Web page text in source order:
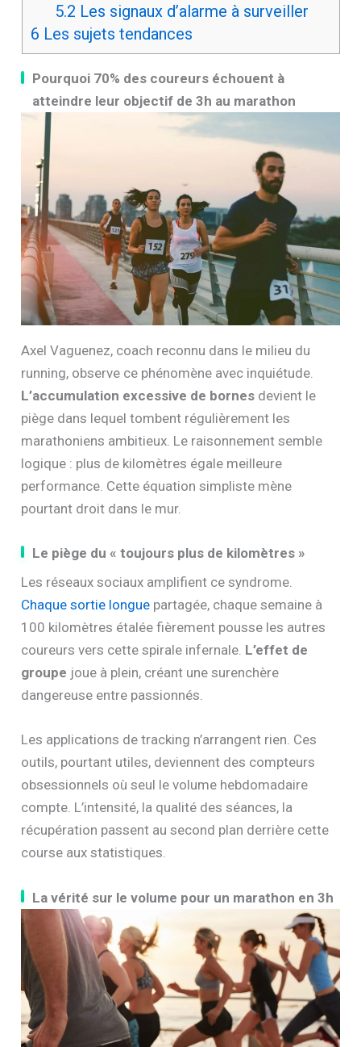
5.2 Les signaux d’alarme à surveiller
6 Les sujets tendances
Pourquoi 70% des coureurs échouent à
atteindre leur objectif de 3h au marathon
Axel Vaguenez, coach reconnu dans le milieu du
running, observe ce phénomène avec inquiétude.
L’accumulation excessive de bornes devient le
piège dans lequel tombent régulièrement les
marathoniens ambitieux. Le raisonnement semble
logique : plus de kilomètres égale meilleure
performance. Cette équation simpliste mène
pourtant droit dans le mur.
Le piège du « toujours plus de kilomètres »
Les réseaux sociaux amplifient ce syndrome.
Chaque sortie longue partagée, chaque semaine à
100 kilomètres étalée fièrement pousse les autres
coureurs vers cette spirale infernale. L’effet de
groupe joue à plein, créant une surenchère
dangereuse entre passionnés.
Les applications de tracking n’arrangent rien. Ces
outils, pourtant utiles, deviennent des compteurs
obsessionnels où seul le volume hebdomadaire
compte. L’intensité, la qualité des séances, la
récupération passent au second plan derrière cette
course aux statistiques.
La vérité sur le volume pour un marathon en 3h